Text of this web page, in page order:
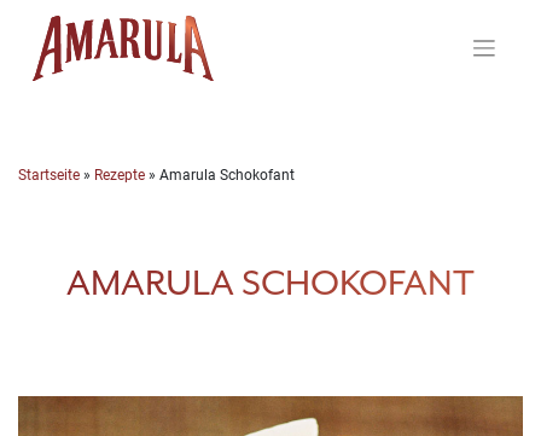
content
Startseite » Rezepte » Amarula Schokofant
AMARULA SCHOKOFANT